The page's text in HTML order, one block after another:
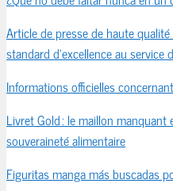
Article de presse de haute
standard d’excellence au service
Informations officielles
Livret Gold : le maillon
souveraineté alimentaire
Figuritas manga más buscadas